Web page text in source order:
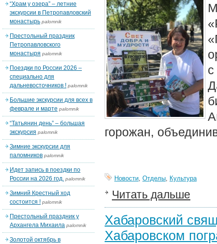
горожан,
Новости, Отделы, Культура
Читать дальше
Хабаровский
Хабаровском
“Храм у озера” – летние
экскурсии в Петропавловский
монастырь palomnik
Престольный праздник
Петропавловского
монастыря palomnik
Поездки по России 2026 –
специально для
дальневосточников ! palomnik
Большие экскурсии для всех в
феврале и марте palomnik
“Татьянин день” – большая
экскурсия palomnik
Зимние экскурсии для
паломников palomnik
Идет запись в поездки по
России на 2026 год. palomnik
Зимний Крестный ход
состоится ! palomnik
Престольный праздник у
Архангела Михаила palomnik
Золотой октябрь в